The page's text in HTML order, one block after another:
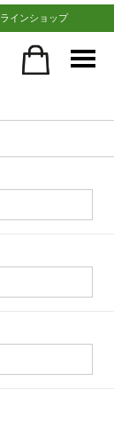
インショップ